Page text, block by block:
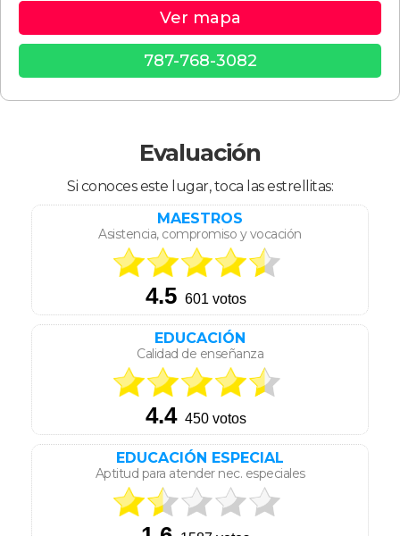
Ver mapa
787-768-3082
Evaluación
Si conoces este lugar, toca las estrellitas:
MAESTROS
Asistencia, compromiso y vocación
EDUCACIÓN
Calidad de enseñanza
EDUCACIÓN ESPECIAL
Aptitud para atender nec. especiales